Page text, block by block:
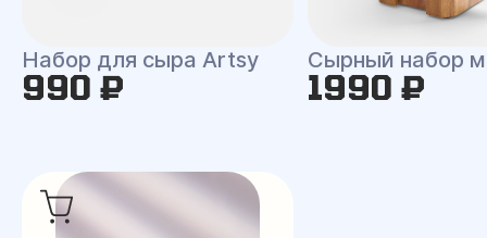
Набор для сыра Artsy
990 ₽
Сырный набор
1990 ₽